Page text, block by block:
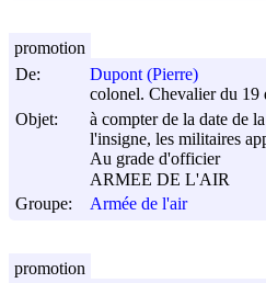
De:
Dupont (Pierre)
colonel. Chevalier du 19
Objet:
à compter de la date de
l'insigne, les militaires
Au grade d'officier
ARMEE DE L'AIR
Groupe:
Armée de l'air
promotion
promotion